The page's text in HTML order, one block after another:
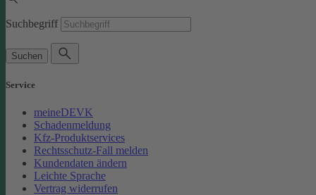
Suchbegriff
Suchen
Service
meineDEVK
Schadenmeldung
Kfz-Produktservices
Rechtsschutz-Fall melden
Kundendaten ändern
Leichte Sprache
Vertrag widerrufen